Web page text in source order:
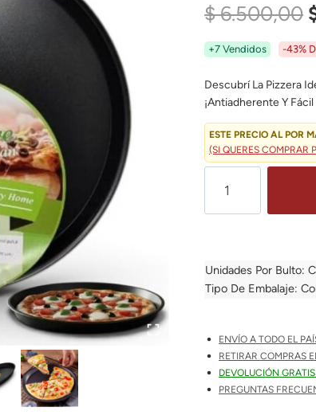
$6.500,00
+7 Vendidos -43%
Descubrí La Pizzera
¡Antiadherente Y
ESTE PRECIO AL POR
(SI QUERES COMPRAR
Antiadherente
Backen
Cm
Premium
Calidad
Para
Pizzas
Unidades Por Bulto:
Tipo De Embalaje:
ENVÍO A TODO EL
RETIRAR COMPRAS
DEVOLUCIÓN
PREGUNTAS